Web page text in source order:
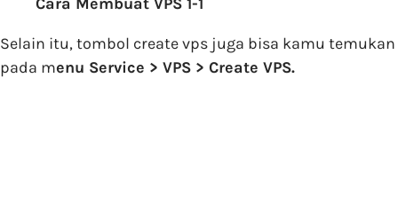
Selain itu, tombol create vps juga bisa kamu temukan
pada menu Service > VPS > Create VPS.